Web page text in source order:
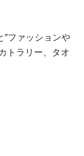
”ファッションや
トラリー、タオ